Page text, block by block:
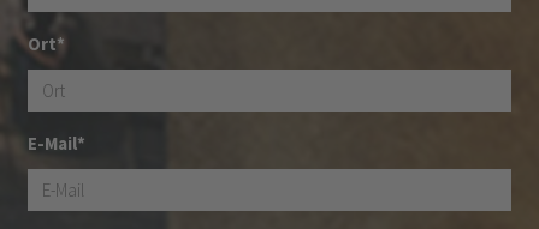
Ort*
E-Mail*